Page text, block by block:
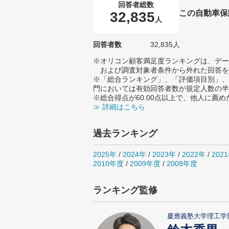
回答者総数
32,835 人
この自動車
回答者数
32,835人
※オリコン顧客満足度ランキングは、デ
および調査対象者条件から外れた回答
※「総合ランキング」、「評価項目別」
門においては有効回答者数が規定人数の
※総合得点が60.00点以上で、他人に薦め
≫ 詳細はこちら
過去ランキング
2025年 / 2024年 / 2023年 / 2022年 /
2010年度 / 2009年度 / 2008年度
ランキング監修
慶應義塾大学理工